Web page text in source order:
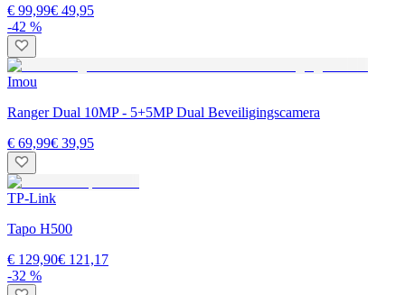
€ 99,99€ 49,95
-42 %
Imou
Ranger Dual 10MP - 5+5MP Dual Beveiligingscamera
€ 69,99€ 39,95
TP-Link
Tapo H500
€ 129,90€ 121,17
-32 %